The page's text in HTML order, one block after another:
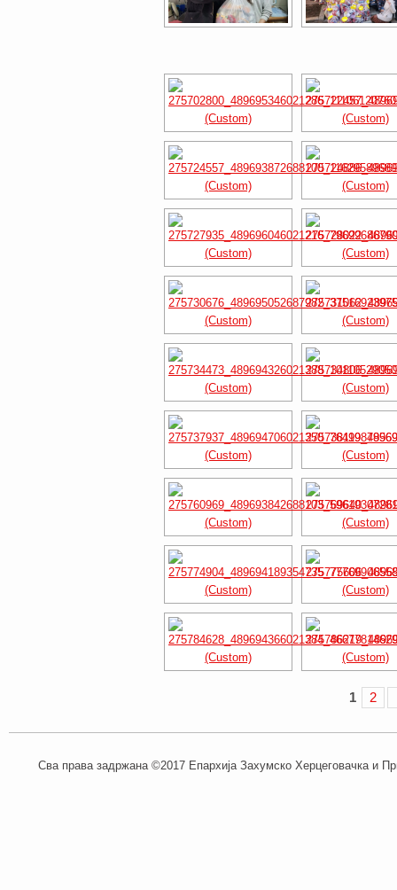
1 2
Сва права задржана ©2017 Епархија Захумско Херцеговачка и